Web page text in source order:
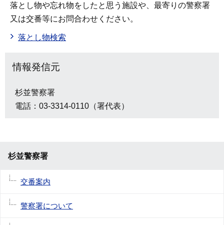
落とし物や忘れ物をしたと思う施設や、最寄りの警察署
又は交番等にお問合わせください。
落とし物検索
情報発信元
杉並警察署
電話：03-3314-0110（署代表）
杉並警察署
交番案内
警察署について